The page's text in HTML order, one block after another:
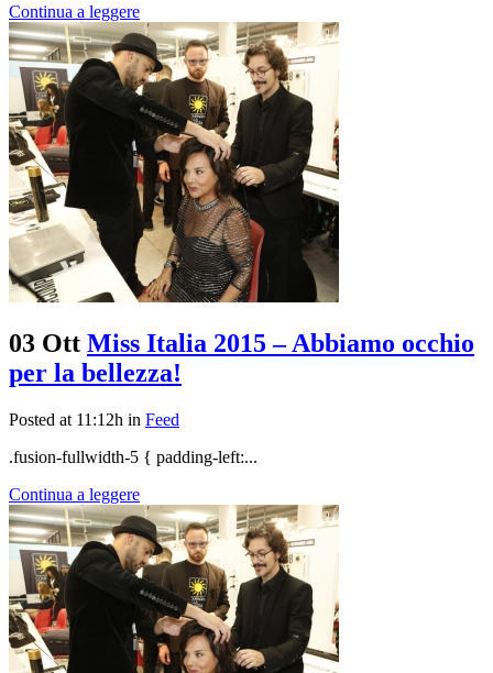
Continua a leggere
03 Ott Miss Italia 2015 – Abbiamo occhio
per la bellezza!
Posted at 11:12h in Feed
.fusion-fullwidth-5 { padding-left:...
Continua a leggere